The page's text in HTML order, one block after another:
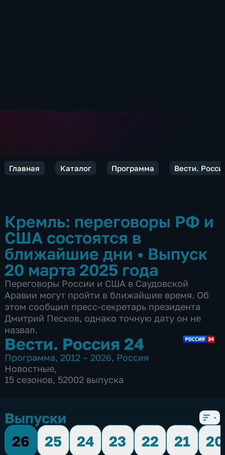
Главная Каталог Программа Вести.
Кремль: переговоры РФ и
США состоятся в
ближайшие дни • Выпуск
20 марта 2025 года
Переговоры России и США в Саудовской
Аравии могут пройти в ближайшие время. Об
этом сообщил пресс-секретарь президента
Дмитрий Песков, однако точную дату он не
назвал.
Вести. Россия 24
Программа, 2012 – 2026, Россия
Новостные,
15 сезонов, 52002 выпуска
Выпуски
26
25 24 23 22 21
20